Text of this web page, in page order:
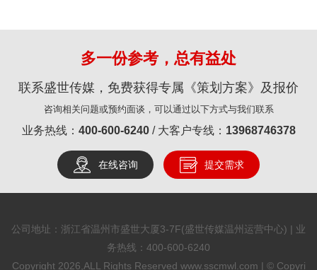
多一份参考，总有益处
联系盛世传媒，免费获得专属《策划方案》及报价
咨询相关问题或预约面谈，可以通过以下方式与我们联系
业务热线： 400-600-6240/ 大客户专线： 13968746378
在线咨询 提交需求
公司地址：浙江省温州市盛世大厦3-7F(盛世传媒温州运营中心) | 业
务热线： 400-600-6240
Copyright 2026,ALL Rights Reserved www.sscmwl.com | © Copyri